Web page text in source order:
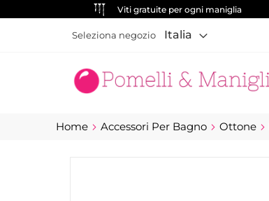
Viti gratuite per ogni maniglia
Seleziona negozio Italia
Home Accessori Per Bagno Ottone